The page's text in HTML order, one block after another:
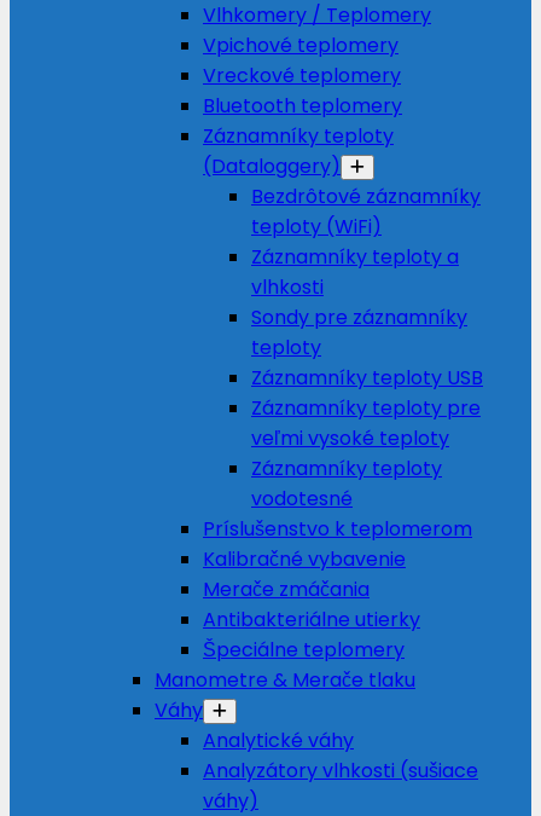
Vlhkomery / Teplomery
Vpichové teplomery
Vreckové teplomery
Bluetooth teplomery
Záznamníky teploty
(Dataloggery)
Bezdrôtové záznamníky
teploty (WiFi)
Záznamníky teploty a
vlhkosti
Sondy pre záznamníky
teploty
Záznamníky teploty USB
Záznamníky teploty pre
veľmi vysoké teploty
Záznamníky teploty
vodotesné
Príslušenstvo k teplomerom
Kalibračné vybavenie
Merače zmáčania
Antibakteriálne utierky
Špeciálne teplomery
Manometre & Merače tlaku
Váhy
Analytické váhy
Analyzátory vlhkosti (sušiace
váhy)